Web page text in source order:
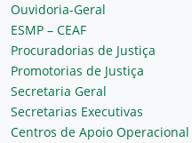
Ouvidoria-Geral
ESMP – CEAF
Procuradorias de Justiça
Promotorias de Justiça
Secretaria Geral
Secretarias Executivas
Centros de Apoio Operacional